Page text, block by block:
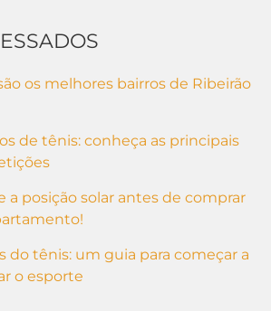
os melhores bairros de Ribeirão
de tênis: conheça as principais
a posição solar antes de comprar
do tênis: um guia para começar a
o esporte